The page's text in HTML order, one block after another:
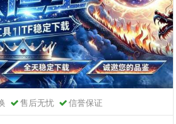
售后无忧 信誉保证